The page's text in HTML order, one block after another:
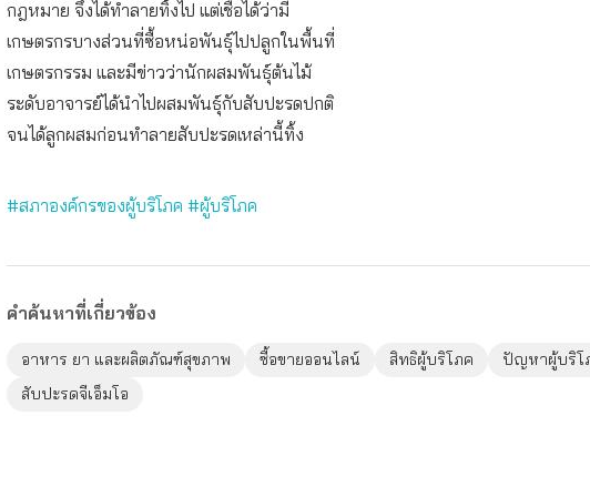
กฎหมาย จึงได้ทำลายทิ้งไป แต่เชื่อได้ว่ามี
เกษตรกรบางส่วนที่ซื้อหน่อพันธุ์ไปปลูกในพื้นที่
เกษตรกรรม และมีข่าวว่านักผสมพันธุ์ต้นไม้
ระดับอาจารย์ได้นำไปผสมพันธุ์กับสับปะรดปกติ
จนได้ลูกผสมก่อนทำลายสับปะรดเหล่านี้ทิ้ง
#สภาองค์กรของผู้บริโภค #ผู้บริโภค
คำค้นหาที่เกี่ยวข้อง
อาหาร ยา และผลิตภัณฑ์สุขภาพ ซื้อขายออนไลน์ สิทธิผู้บริโภค
ปัญหาผู้บริโ
สับปะรดจีเอ็มโอ